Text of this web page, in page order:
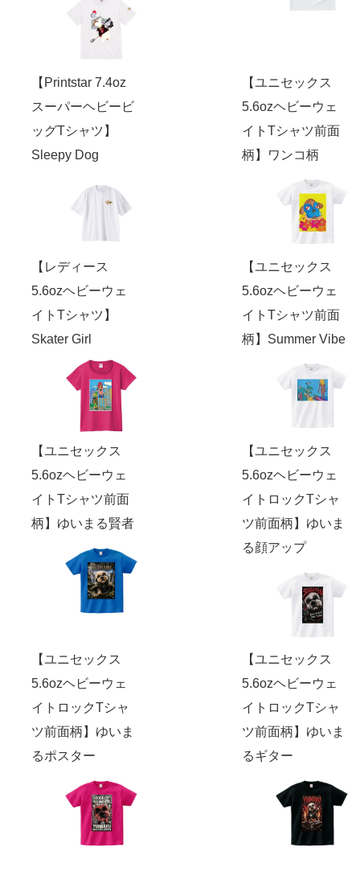
【Printstar 7.4oz
スーパーヘビービ
ッグTシャツ】
Sleepy Dog
【ユニセックス
5.6ozヘビーウェ
イトTシャツ前面
柄】ワンコ柄
【レディース
5.6ozヘビーウェ
イトTシャツ】
Skater Girl
【ユニセックス
5.6ozヘビーウェ
イトTシャツ前面
柄】Summer Vibe
【ユニセックス
5.6ozヘビーウェ
イトTシャツ前面
柄】ゆいまる賢者
【ユニセックス
5.6ozヘビーウェ
イトロックTシャ
ツ前面柄】ゆいま
る顔アップ
【ユニセックス
5.6ozヘビーウェ
イトロックTシャ
ツ前面柄】ゆいま
るポスター
【ユニセックス
5.6ozヘビーウェ
イトロックTシャ
ツ前面柄】ゆいま
るギター